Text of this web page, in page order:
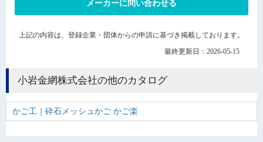
メーカーに問い合わせる
上記の内容は、登録企業・団体からの申請に基づき掲載しております。
最終更新日：2026-05-15
小岩金網株式会社の他のカタログ
かご工｜砕石メッシュかご かご楽